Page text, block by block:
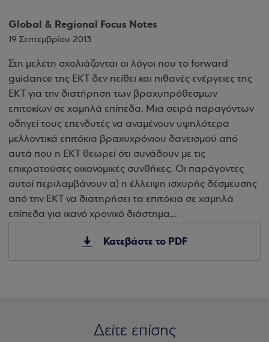
Global & Regional Focus Notes
19 Σεπτεμβρίου 2013
Στη μελέτη σχολιάζονται οι λόγοι που το forward
guidance της ΕΚΤ δεν πείθει και πιθανές ενέργειες της
ΕΚΤ για την διατήρηση των βραχυπρόθεσμων
επιτοκίων σε χαμηλά επίπεδα. Μια σειρά παραγόντων
οδηγεί τους επενδυτές να αναμένουν υψηλότερα
μελλοντικά επιτόκια βραχυχρόνιου δανεισμού από
αυτά που η ΕΚΤ θεωρεί ότι συνάδουν με τις
επικρατούσες οικονομικές συνθήκες. Οι παράγοντες
αυτοί περιλαμβάνουν α) η έλλειψη ισχυρής δέσμευσης
από την ΕΚΤ να διατηρήσει τα επιτόκια σε χαμηλά
επίπεδα για ικανό χρονικό διάστημα,..
Κατεβάστε το PDF
Δείτε επίσης